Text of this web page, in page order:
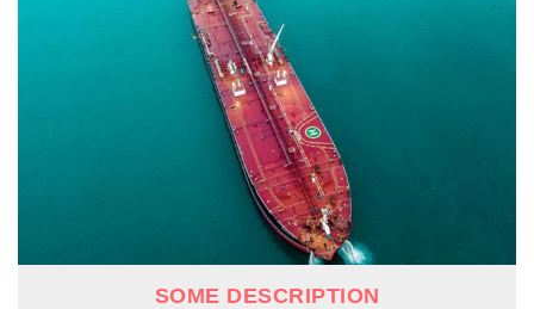
SOME DESCRIPTION